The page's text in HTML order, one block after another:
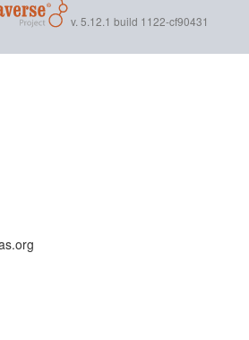
v. 5.12.1 build 1122-cf90431